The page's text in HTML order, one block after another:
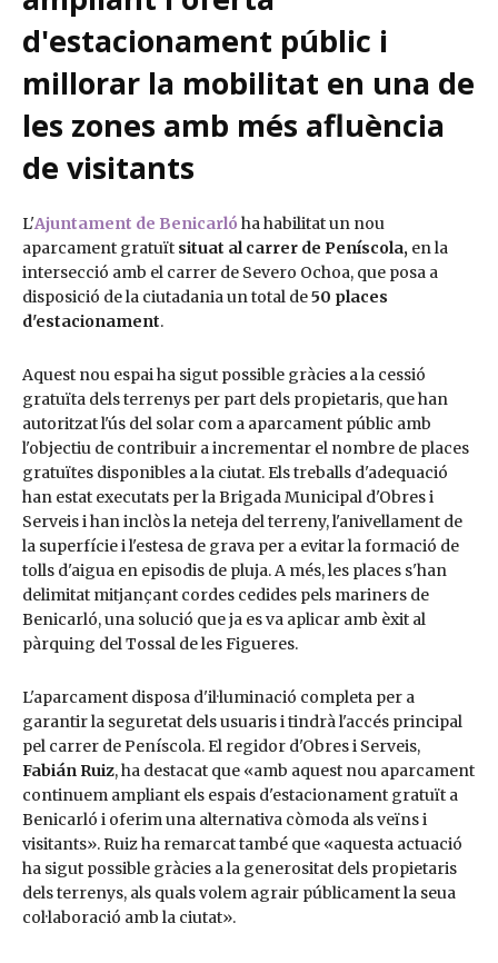
d'estacionament públic i
millorar la mobilitat en una de
les zones amb més afluència
de visitants
L'Ajuntament de Benicarló ha habilitat un nou
aparcament gratuït situat al carrer de Peníscola, en la
intersecció amb el carrer de Severo Ochoa, que posa a
disposició de la ciutadania un total de50 places
d'estacionament.
Aquest nou espai ha sigut possible gràcies a la cessió
gratuïta dels terrenys per part dels propietaris, que han
autoritzat l'ús del solar com a aparcament públic amb
l'objectiu de contribuir a incrementar el nombre de places
gratuïtes disponibles a la ciutat. Els treballs d'adequació
han estat executats per la Brigada Municipal d'Obres i
Serveis i han inclòs la neteja del terreny, l'anivellament de
la superfície i l'estesa de grava per a evitar la formació de
tolls d'aigua en episodis de pluja. A més, les places s'han
delimitat mitjançant cordes cedides pels mariners de
Benicarló, una solució que ja es va aplicar amb èxit al
pàrquing del Tossal de les Figueres.
L'aparcament disposa d'il·luminació completa per a
garantir la seguretat dels usuaris i tindrà l'accés principal
pel carrer de Peníscola. El regidor d'Obres i Serveis,
Fabián Ruiz, ha destacat que «amb aquest nou aparcament
continuem ampliant els espais d'estacionament gratuït a
Benicarló i oferim una alternativa còmoda als veïns i
visitants». Ruiz ha remarcat també que «aquesta actuació
ha sigut possible gràcies a la generositat dels propietaris
dels terrenys, als quals volem agrair públicament la seua
col·laboració amb la ciutat».